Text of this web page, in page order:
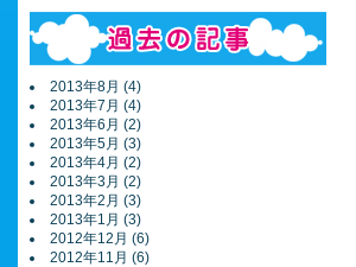
2013年8月 (4)
2013年7月 (4)
2013年6月 (2)
2013年5月 (3)
2013年4月 (2)
2013年3月 (2)
2013年2月 (3)
2013年1月 (3)
2012年12月 (6)
2012年11月 (6)